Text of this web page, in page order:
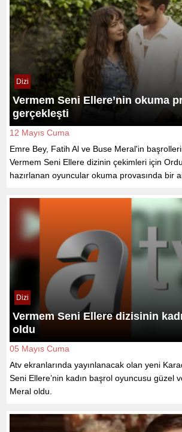
Dizi
Vermem Seni Ellere’nin okuma
gerçekleşti
12 Mayıs Cuma
Emre Bey, Fatih Al ve Buse Meral'in
Vermem Seni Ellere dizinin çekimleri için
hazırlanan oyuncular okuma provasında bir
Dizi
Vermem Seni Ellere dizisinin
oldu
05 Mayıs Cuma
Atv ekranlarında yayınlanacak olan yeni
Seni Ellere’nin kadın başrol oyuncusu güzel
Meral oldu.